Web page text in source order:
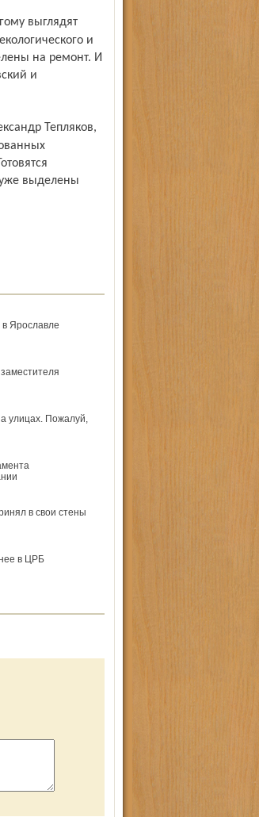
и
на ремонт. И
и
уже выделены
Ярославле
улицах. Пожалуй,
в свои стены
в ЦРБ